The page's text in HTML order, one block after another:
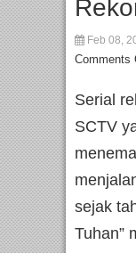
Feb 08,
Comments
Serial
SCTV
sejak
Tuhan”